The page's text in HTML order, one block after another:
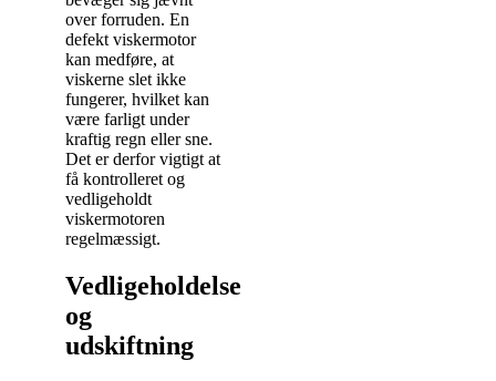
over forruden. En
defekt viskermotor
kan medføre, at
viskerne slet ikke
fungerer, hvilket kan
være farligt under
kraftig regn eller sne.
Det er derfor vigtigt at
få kontrolleret og
vedligeholdt
viskermotoren
regelmæssigt.
Vedligeholdelse
og
udskiftning